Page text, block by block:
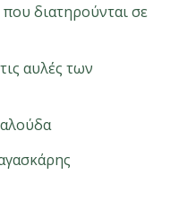
διατηρούνται σε
αυλές των